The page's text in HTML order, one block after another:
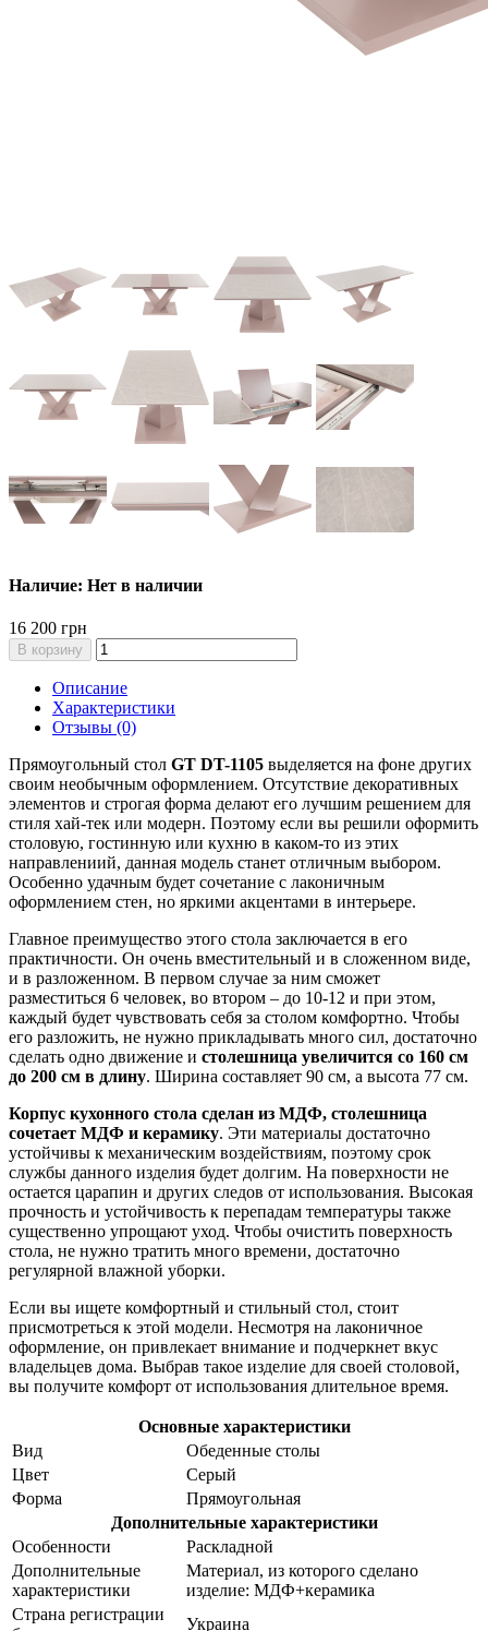
Наличие: Нет в наличии
16 200 грн
В корзину
Описание
Характеристики
Отзывы (0)
Прямоугольный стол GT DT-1105 выделяется на фоне других
своим необычным оформлением. Отсутствие декоративных
элементов и строгая форма делают его лучшим решением для
стиля хай-тек или модерн. Поэтому если вы решили оформить
столовую, гостинную или кухню в каком-то из этих
направлениий, данная модель станет отличным выбором.
Особенно удачным будет сочетание с лаконичным
оформлением стен, но яркими акцентами в интерьере.
Главное преимущество этого стола заключается в его
практичности. Он очень вместительный и в сложенном виде,
и в разложенном. В первом случае за ним сможет
разместиться 6 человек, во втором – до 10-12 и при этом,
каждый будет чувствовать себя за столом комфортно. Чтобы
его разложить, не нужно прикладывать много сил, достаточно
сделать одно движение и столешница увеличится со 160 см
до 200 см в длину. Ширина составляет 90 см, а высота 77 см.
Корпус кухонного стола сделан из МДФ, столешница
сочетает МДФ и керамику. Эти материалы достаточно
устойчивы к механическим воздействиям, поэтому срок
службы данного изделия будет долгим. На поверхности не
остается царапин и других следов от использования. Высокая
прочность и устойчивость к перепадам температуры также
существенно упрощают уход. Чтобы очистить поверхность
стола, не нужно тратить много времени, достаточно
регулярной влажной уборки.
Если вы ищете комфортный и стильный стол, стоит
присмотреться к этой модели. Несмотря на лаконичное
оформление, он привлекает внимание и подчеркнет вкус
владельцев дома. Выбрав такое изделие для своей столовой,
вы получите комфорт от использования длительное время.
Основные характеристики
Вид
Обеденные столы
Цвет
Серый
Форма
Прямоугольная
Дополнительные характеристики
Особенности
Раскладной
Дополнительные
характеристики
Материал, из которого сделано
изделие: МДФ+керамика
Страна регистрации
Украина